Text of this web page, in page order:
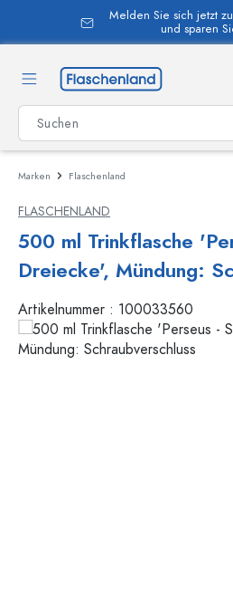
springen
Melden Sie sich jetzt
und sparen
Marken Flaschenland
FLASCHENLAND
500 ml Trinkflasche
Dreiecke', Mündung:
Artikelnummer : 100033560